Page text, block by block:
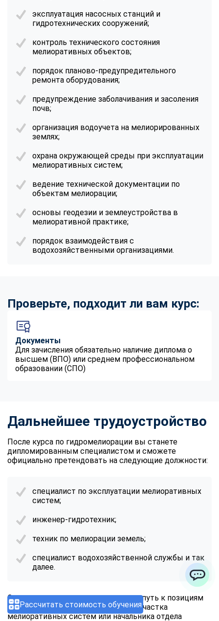
Рассчитать стоимость обучения
эксплуатация насосных станций и
гидротехнических сооружений;
контроль технического состояния
мелиоративных объектов;
порядок планово-предупредительного
ремонта оборудования;
предупреждение заболачивания и засоления
почв;
организация водоучета на мелиорированных
землях;
охрана окружающей среды при эксплуатации
мелиоративных систем;
ведение технической документации по
объектам мелиорации;
основы геодезии и землеустройства в
мелиоративной практике;
порядок взаимодействия с
водохозяйственными организациями.
Проверьте, подходит ли вам курс:
Документы
Для зачисления обязательно наличие диплома о
высшем (ВПО) или среднем профессиональном
образовании (СПО)
Дальнейшее трудоустройство
После курса по гидромелиорации вы станете
дипломированным специалистом и сможете
официально претендовать на следующие должности:
специалист по эксплуатации мелиоративных
систем;
инженер-гидротехник;
техник по мелиорации земель;
специалист водохозяйственной службы и так
далее.
С накоплением опыта открывается путь к позициям
старшего инженера, руководителя участка
мелиоративных систем или начальника отдела
online
Мессенджеры
Max